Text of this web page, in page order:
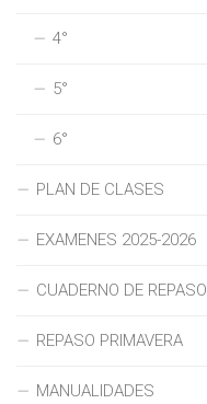
4°
5°
6°
PLAN DE CLASES
EXAMENES 2025-2026
CUADERNO DE REPASO
REPASO PRIMAVERA
MANUALIDADES